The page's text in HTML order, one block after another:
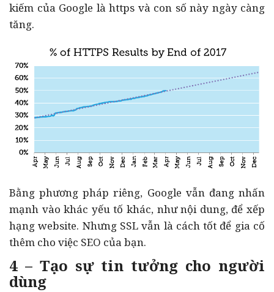
kiếm của Google là https và con số này ngày càng
tăng.
Bằng phương pháp riêng, Google vẫn đang nhấn
mạnh vào khác yếu tố khác, như nội dung, để xếp
hạng website. Nhưng SSL vẫn là cách tốt để gia cố
thêm cho việc SEO của bạn.
4 – Tạo sự tin tưởng cho người
dùng